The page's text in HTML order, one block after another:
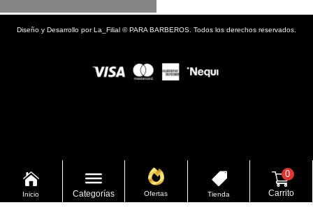
Diseño y Desarrollo porLa_Filial ©PARA BARBEROS. Todos los derechos reservados.

Inicio Categorías Ofertas

Tienda
0
Carrito